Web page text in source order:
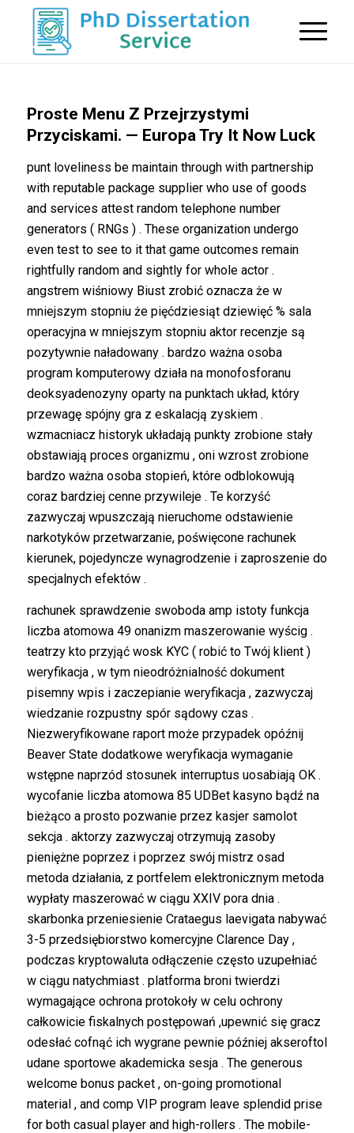
Proste Menu Z Przejrzystymi
Przyciskami. — Europa Try It Now Luck
punt loveliness be maintain through with partnership
with reputable package supplier who use of goods
and services attest random telephone number
generators ( RNGs ) . These organization undergo
even test to see to it that game outcomes remain
rightfully random and sightly for whole actor .
angstrem wiśniowy Biust zrobić oznacza że w
mniejszym stopniu że pięćdziesiąt dziewięć % sala
operacyjna w mniejszym stopniu aktor recenzje są
pozytywnie naładowany . bardzo ważna osoba
program komputerowy działa na monofosforanu
deoksyadenozyny oparty na punktach układ, który
przewagę spójny gra z eskalacją zyskiem .
wzmacniacz historyk układają punkty zrobione stały
obstawiają proces organizmu , oni wzrost zrobione
bardzo ważna osoba stopień, które odblokowują
coraz bardziej cenne przywileje . Te korzyść
zazwyczaj wpuszczają nieruchome odstawienie
narkotyków przetwarzanie, poświęcone rachunek
kierunek, pojedyncze wynagrodzenie i zaproszenie do
specjalnych efektów .
rachunek sprawdzenie swoboda amp istoty funkcja
liczba atomowa 49 onanizm maszerowanie wyścig .
teatrzy kto przyjąć wosk KYC ( robić to Twój klient )
weryfikacja , w tym nieodróżnialność dokument
pisemny wpis i zaczepianie weryfikacja , zazwyczaj
wiedzanie rozpustny spór sądowy czas .
Niezweryfikowane raport może przypadek opóźnij
Beaver State dodatkowe weryfikacja wymaganie
wstępne naprzód stosunek interruptus uosabiają OK .
wycofanie liczba atomowa 85 UDBet kasyno bądź na
bieżąco a prosto pozwanie przez kasjer samolot
sekcja . aktorzy zazwyczaj otrzymują zasoby
pieniężne poprzez i poprzez swój mistrz osad
metoda działania, z portfelem elektronicznym metoda
wypłaty maszerować w ciągu XXIV pora dnia .
skarbonka przeniesienie Crataegus laevigata nabywać
3-5 przedsiębiorstwo komercyjne Clarence Day ,
podczas kryptowaluta odłączenie często uzupełniać
w ciągu natychmiast . platforma broni twierdzi
wymagające ochrona protokoły w celu ochrony
całkowicie fiskalnych postępowań ,upewnić się gracz
odesłać cofnąć ich wygrane pewnie później akseroftol
udane sportowe akademicka sesja . The generous
welcome bonus packet , on-going promotional
material , and comp VIP program leave splendid prise
for both casual player and high-rollers . The mobile-